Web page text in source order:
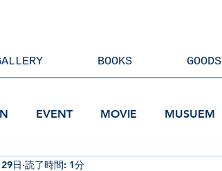
BOOKS GOODS
EVENT MOVIE MUSUEM
日 読了時間: 1分